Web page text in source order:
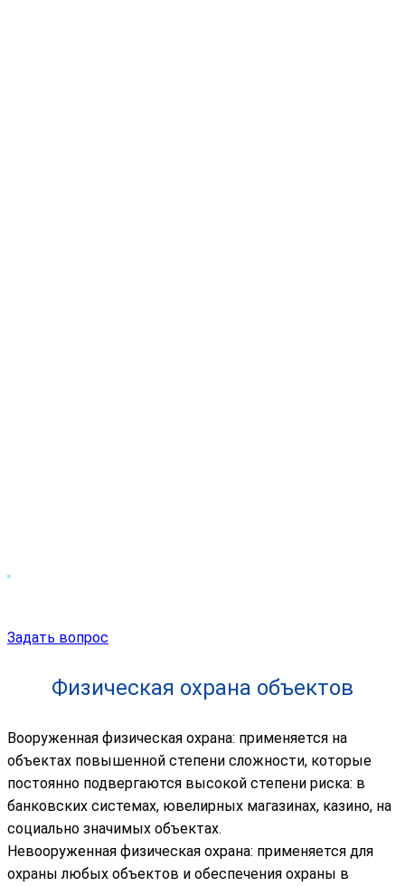
Задать вопрос
Физическая охрана объектов
Вооруженная физическая охрана: применяется на
объектах повышенной степени сложности, которые
постоянно подвергаются высокой степени риска: в
банковских системах, ювелирных магазинах, казино, на
социально значимых объектах.
Невооруженная физическая охрана: применяется для
охраны любых объектов и обеспечения охраны в